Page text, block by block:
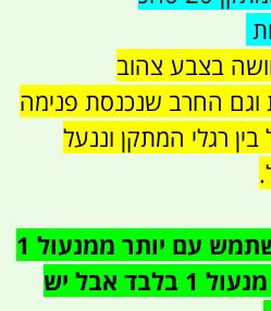
בצבע צהוב
חזית וגם החרב שנכנסת פנימה
רגלי המתקן וננעל
למי שרוצה יכול להשתמש עם יותר ממנעול 1
- המתקן מסופק עם מנעול 1 בלבד אבל יש